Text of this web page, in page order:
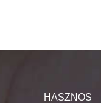
HASZNOS